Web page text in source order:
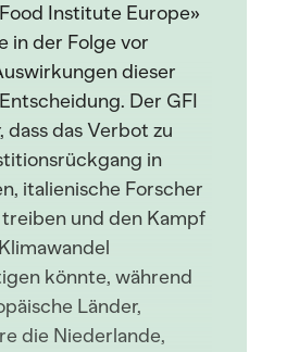
Institute Europe»
in der Folge vor
dieser
Der GFI
dass das Verbot zu
in
italienische Forscher
treiben und den Kampf
könnte, während
Länder,
die Niederlande,